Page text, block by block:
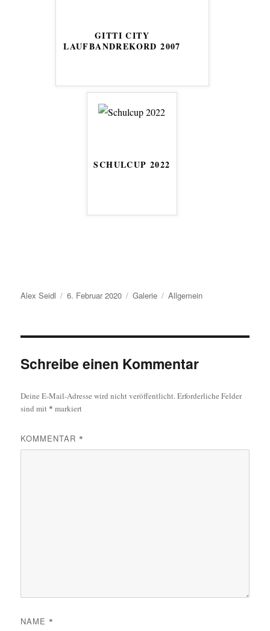
GITTI CITY
LAUFBANDREKORD 2007
SCHULCUP 2022
Autor
Alex Seidl
Veröffentlicht
6. Februar 2020 Format
Galerie Kategorien
Allgemein
Schreibe einen Kommentar
Deine E-Mail-Adresse wird nicht veröffentlicht.Erforderliche Felder
sind mit * markiert
KOMMENTAR *
NAME *